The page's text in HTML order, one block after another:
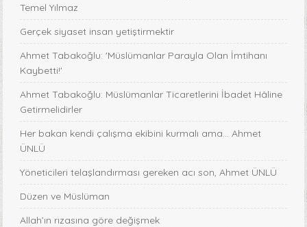
Temel Yılmaz
Gerçek siyaset insan yetiştirmektir
Ahmet Tabakoğlu: 'Müslümanlar Parayla Olan İmtihanı
Kaybetti!'
Ahmet Tabakoğlu: Müslümanlar Ticaretlerini İbadet Hâline
Getirmelidirler
Her bakan kendi çalışma ekibini kurmalı ama… Ahmet
ÜNLÜ
Yöneticileri telaşlandırması gereken acı son, Ahmet ÜNLÜ
Düzen ve Müslüman
Allah’ın rızasına göre değişmek